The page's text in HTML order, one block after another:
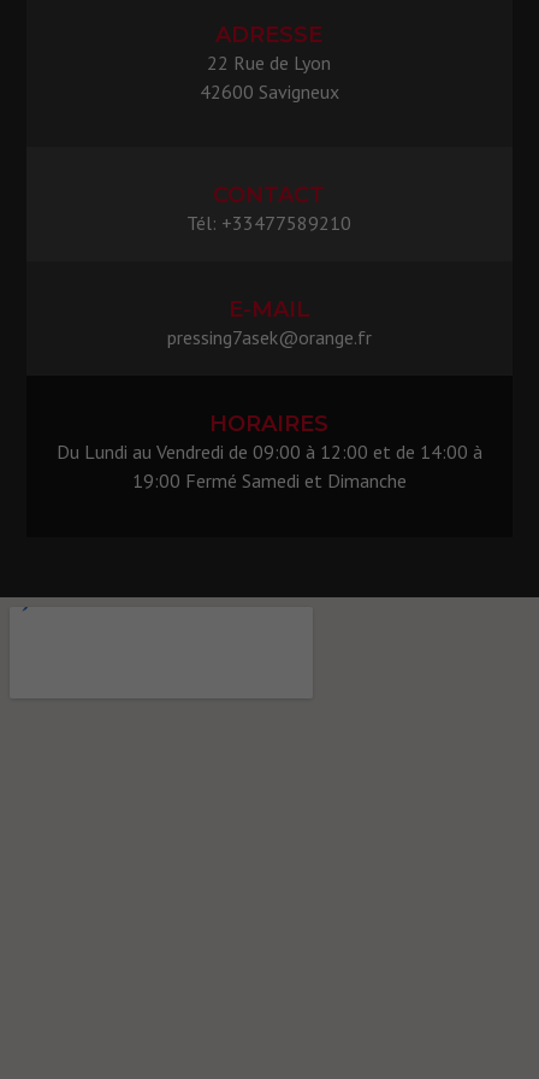
ADRESSE
22 Rue de Lyon
42600 Savigneux
CONTACT
Tél: +33477589210
E-MAIL
pressing7asek@orange.fr
HORAIRES
Du Lundi au Vendredi de 09:00 à 12:00 et de 14:00 à
19:00 Fermé Samedi et Dimanche